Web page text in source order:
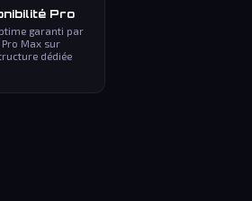
Pro
garanti par
Pro Max sur
dédiée